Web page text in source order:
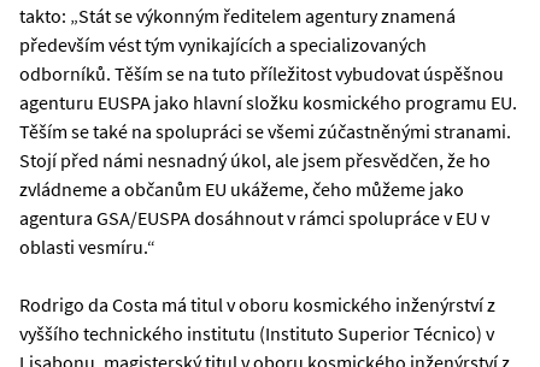
takto: „Stát se výkonným ředitelem agentury znamená
především vést tým vynikajících a specializovaných
odborníků. Těším se na tuto příležitost vybudovat úspěšnou
agenturu EUSPA jako hlavní složku kosmického programu EU.
Těším se také na spolupráci se všemi zúčastněnými stranami.
Stojí před námi nesnadný úkol, ale jsem přesvědčen, že ho
zvládneme a občanům EU ukážeme, čeho můžeme jako
agentura GSA/EUSPA dosáhnout v rámci spolupráce v EU v
oblasti vesmíru.“
Rodrigo da Costa má titul v oboru kosmického inženýrství z
vyššího technického institutu (Instituto Superior Técnico) v
Lisabonu, magisterský titul v oboru kosmického inženýrství z